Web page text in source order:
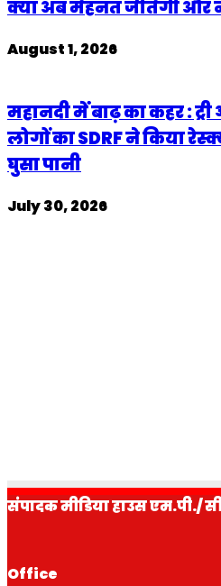
क्या अब मेहनत जीतेगी और
August 1, 2026
महानदी में बाढ़ का कहर :
लोगों का SDRF ने किया
घुसा पानी
July 30, 2026
संपादक मीडिया हाउस एम.पी./
Office